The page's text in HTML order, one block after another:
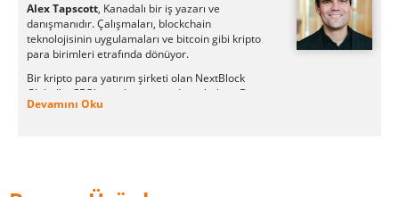
Alex Tapscott, Kanadalı bir iş yazarı ve
danışmanıdır. Çalışmaları, blockchain
teknolojisinin uygulamaları ve bitcoin gibi kripto
para birimleri etrafında dönüyor.
Bir kripto para yatırım şirketi olan NextBlock
Global’in CEO’su ve kurucusuydu ve babası Don
Tapscott ile birlikte Blockchain Araştırma
Devamını Oku